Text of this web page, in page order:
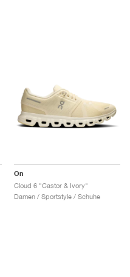
On
Cloud 6 "Castor & Ivory"
Damen / Sportstyle / Schuhe